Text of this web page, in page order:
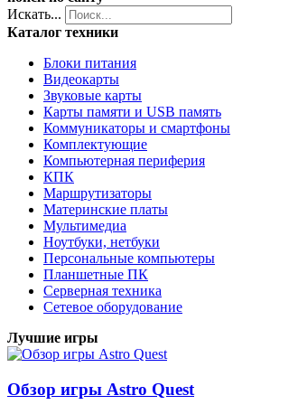
Искать...
Каталог техники
Блоки питания
Видеокарты
Звуковые карты
Карты памяти и USB память
Коммуникаторы и смартфоны
Комплектующие
Компьютерная периферия
КПК
Маршрутизаторы
Материнские платы
Мультимедиа
Ноутбуки, нетбуки
Персональные компьютеры
Планшетные ПК
Серверная техника
Сетевое оборудование
Лучшие игры
Обзор игры Astro Quest